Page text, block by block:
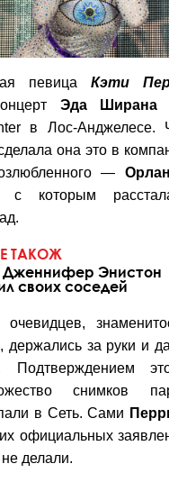
певица Кэти
Эда Ширана
в Лос-Анджелесе.
она это в
—
которым
ТАКОЖ
Дженнифер Энистон
своих соседей
держались за руки и
Подтверждением
снимков
в Сеть. Сами
официальных
не делали.